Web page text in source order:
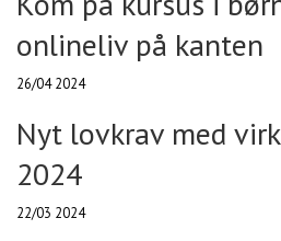
onlineliv på kanten
26/04 2024
Nyt lovkrav med
2024
22/03 2024